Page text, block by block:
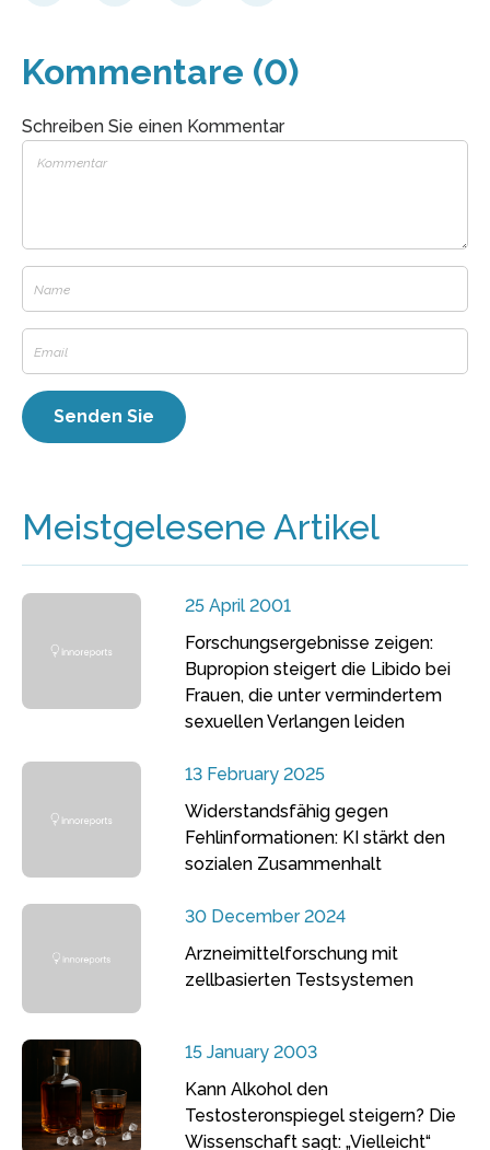
Kommentare (0)
Schreiben Sie einen Kommentar
Meistgelesene Artikel
25 April 2001
Forschungsergebnisse zeigen:
Bupropion steigert die Libido bei
Frauen, die unter vermindertem
sexuellen Verlangen leiden
13 February 2025
Widerstandsfähig gegen
Fehlinformationen: KI stärkt den
sozialen Zusammenhalt
30 December 2024
Arzneimittelforschung mit
zellbasierten Testsystemen
15 January 2003
Kann Alkohol den
Testosteronspiegel steigern? Die
Wissenschaft sagt: „Vielleicht“